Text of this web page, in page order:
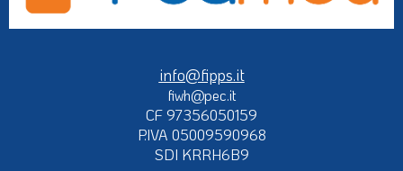
info@fipps.it
fiwh@pec.it
CF 97356050159
P.IVA 05009590968
SDI KRRH6B9